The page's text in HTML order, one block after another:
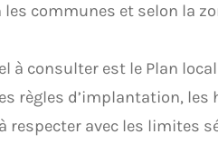
communes et selon la
à consulter est le Plan
règles d’implantation, les
respecter avec les limites